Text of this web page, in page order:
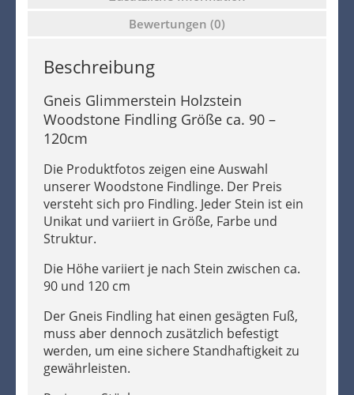
Bewertungen (0)
Beschreibung
Gneis Glimmerstein Holzstein
Woodstone Findling Größe ca. 90 –
120cm
Die Produktfotos zeigen eine Auswahl
unserer Woodstone Findlinge. Der Preis
versteht sich pro Findling. Jeder Stein ist ein
Unikat und variiert in Größe, Farbe und
Struktur.
Die Höhe variiert je nach Stein zwischen ca.
90 und 120 cm
Der Gneis Findling hat einen gesägten Fuß,
muss aber dennoch zusätzlich befestigt
werden, um eine sichere Standhaftigkeit zu
gewährleisten.